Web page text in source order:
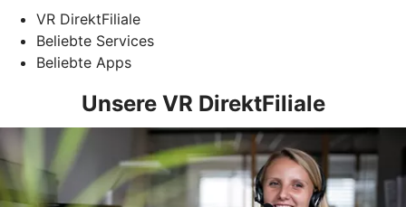
VR DirektFiliale
Beliebte Services
Beliebte Apps
Unsere VR DirektFiliale